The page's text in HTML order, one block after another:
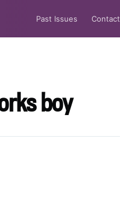
Past Issues Contact
boy